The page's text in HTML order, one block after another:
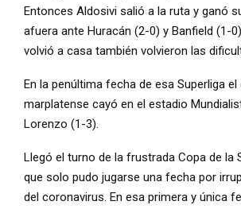
Entonces Aldosivi salió a la ruta y ganó
afuera ante Huracán (2-0) y Banfield (1-
volvió a casa también volvieron las
En la penúltima fecha de esa Superliga
marplatense cayó en el estadio
Lorenzo (1-3).
Llegó el turno de la frustrada Copa de la
que solo pudo jugarse una fecha por
del coronavirus. En esa primera y única